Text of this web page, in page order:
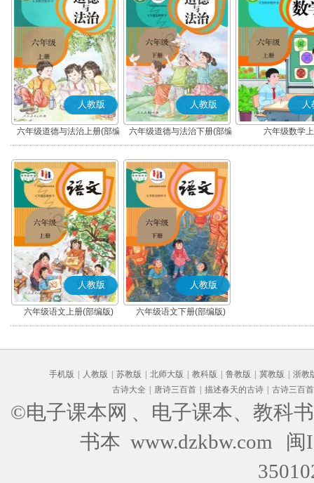
人教版
六年级道德与法治上册(部编
版)
人教版
六年级道德与法治下册(部编
版)
人
六年级数学
人教版
六年级语文上册(部编版)
人教版
六年级语文下册(部编版)
手机版 人教版 苏教版 北师大版 教科版 鲁教版 冀教版
浙教
古诗大全
唐诗三百首 描述春天的古诗 古诗三百首
©电子课本网 、电子课本、教科
书本 www.dzkbw.com
闽